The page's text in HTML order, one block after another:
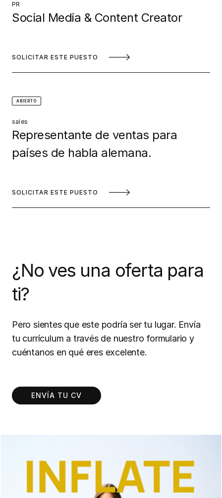
PR
Social Media & Content Creator
SOLICITAR ESTE PUESTO
ABIERTO
sales
Representante de ventas para
países de habla alemana.
SOLICITAR ESTE PUESTO
¿No ves una oferta para
ti?
Pero sientes que este podría ser tu lugar. Envía
tu currículum a través de nuestro formulario y
cuéntanos en qué eres excelente.
ENVÍA TU CV